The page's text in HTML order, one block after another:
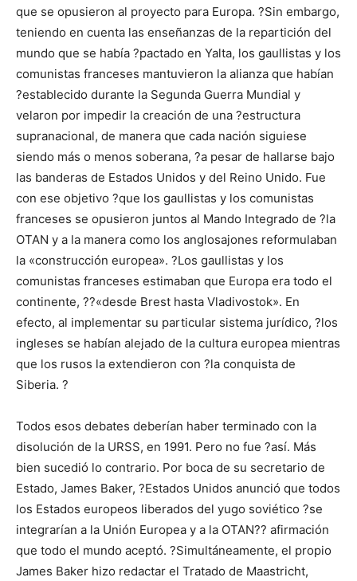
que se opusieron al proyecto para Europa. ?Sin embargo,
teniendo en cuenta las enseñanzas de la repartición del
mundo que se había ?pactado en Yalta, los gaullistas y los
comunistas franceses mantuvieron la alianza que habían
?establecido durante la Segunda Guerra Mundial y
velaron por impedir la creación de una ?estructura
supranacional, de manera que cada nación siguiese
siendo más o menos soberana, ?a pesar de hallarse bajo
las banderas de Estados Unidos y del Reino Unido. Fue
con ese objetivo ?que los gaullistas y los comunistas
franceses se opusieron juntos al Mando Integrado de ?la
OTAN y a la manera como los anglosajones reformulaban
la «construcción europea». ?Los gaullistas y los
comunistas franceses estimaban que Europa era todo el
continente, ??«desde Brest hasta Vladivostok». En
efecto, al implementar su particular sistema jurídico, ?los
ingleses se habían alejado de la cultura europea mientras
que los rusos la extendieron con ?la conquista de
Siberia. ?
Todos esos debates deberían haber terminado con la
disolución de la URSS, en 1991. Pero no fue ?así. Más
bien sucedió lo contrario. Por boca de su secretario de
Estado, James Baker, ?Estados Unidos anunció que todos
los Estados europeos liberados del yugo soviético ?se
integrarían a la Unión Europea y a la OTAN?? afirmación
que todo el mundo aceptó. ?Simultáneamente, el propio
James Baker hizo redactar el Tratado de Maastricht,